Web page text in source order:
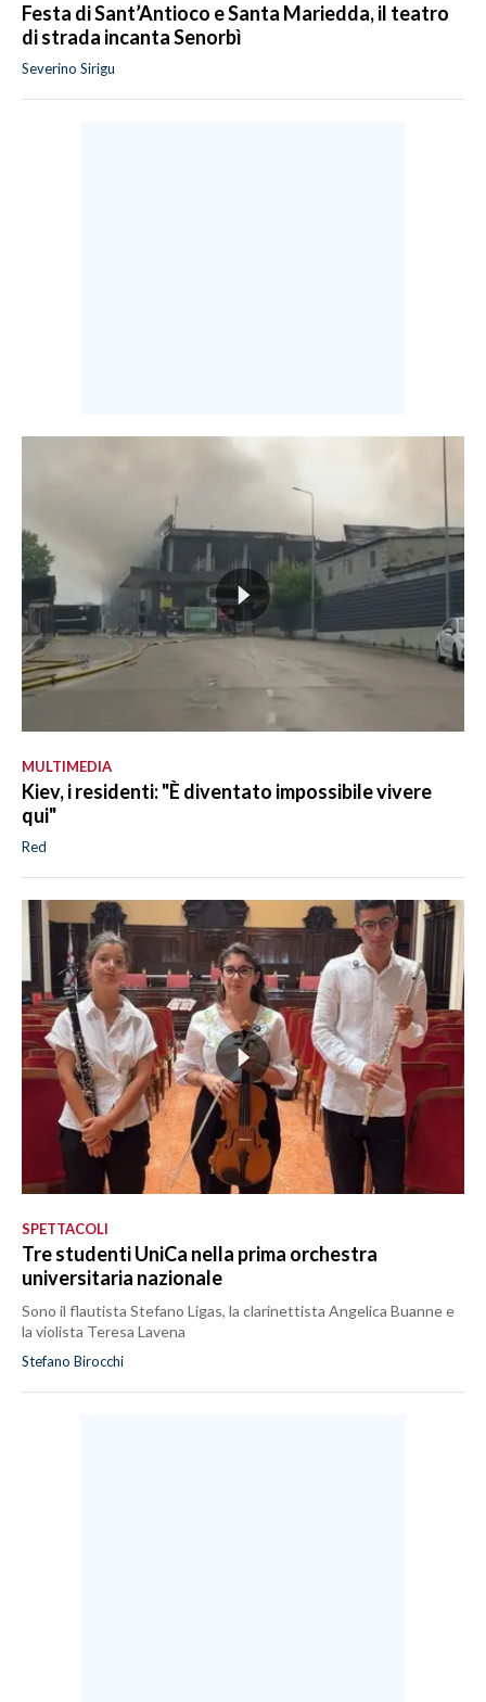
Festa di Sant’Antioco e Santa Mariedda, il teatro
di strada incanta Senorbì
Severino Sirigu
MULTIMEDIA
Kiev, i residenti: "È diventato impossibile vivere
qui"
Red
SPETTACOLI
Tre studenti UniCa nella prima orchestra
universitaria nazionale
Sono il flautista Stefano Ligas, la clarinettista Angelica Buanne e
la violista Teresa Lavena
Stefano Birocchi